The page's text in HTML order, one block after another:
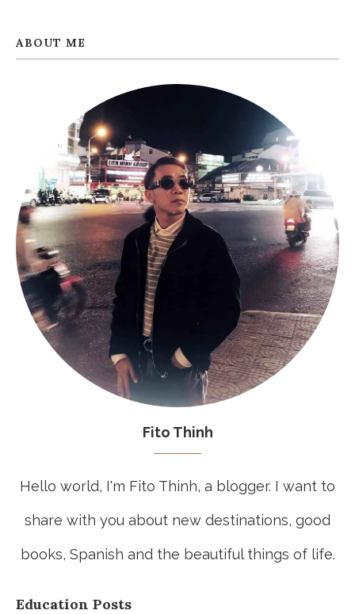
ABOUT ME
Fito Thinh
Hello world, I'm Fito Thinh, a blogger. I want to
share with you about new destinations, good
books, Spanish and the beautiful things of life.
Education Posts